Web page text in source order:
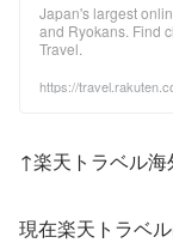
Japan's largest
and Ryokans. Find
Travel.
https://
↑楽天トラベル海
現在楽天トラベ